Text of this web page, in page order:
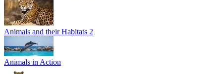
Animals and their Habitats 2
Animals in Action